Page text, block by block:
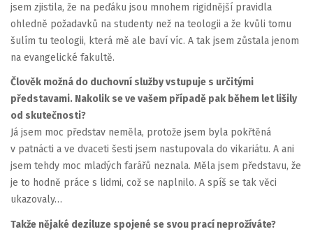
jsem zjistila, že na peďáku jsou mnohem rigidnější pravidla
ohledně požadavků na studenty než na teologii a že kvůli tomu
šulím tu teologii, která mě ale baví víc. A tak jsem zůstala jenom
na evangelické fakultě.
Člověk možná do duchovní služby vstupuje s určitými
představami. Nakolik se ve vašem případě pak během let lišily
od skutečnosti?
Já jsem moc představ neměla, protože jsem byla pokřtěná
v patnácti a ve dvaceti šesti jsem nastupovala do vikariátu. A ani
jsem tehdy moc mladých farářů neznala. Měla jsem představu, že
je to hodně práce s lidmi, což se naplnilo. A spíš se tak věci
ukazovaly…
Takže nějaké deziluze spojené se svou prací neprožíváte?